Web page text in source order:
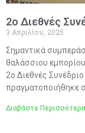
2ο Διεθνές
3 Απριλίου, 2025
Σημαντικά
θαλάσσιου
2ο Διεθνές
πραγματοποιήθηκε
Διαβάστε